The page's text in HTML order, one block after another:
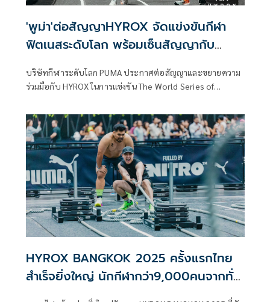
'พูม่า'ต่อสัญญาHYROX จัดแข่งขันกีฬา
ฟิตเนสระดับโลก พร้อมเซ็นสัญญากับ
บริษัทกีฬาระดับโลก PUMA ประกาศต่อสัญญาและขยายความ
ร่วมมือกับ HYROX ในการแข่งขัน The World Series of
การแข่งขันมากกว่า 1.3 ล้านคนทั่วโลก โดย PUMA จะยังคงเป็นผู้
จัดหาเครื่องแต่งกายอย่างเป็นทางการสำหรับการแข่งขัน
HYROX ไปจนถึงปี 2030 ซึ่งจะครอบคลุมรองเท้าที่มาพร้อม
เทคโนโลยี NITRO™ ชั้นนำในอุตสาหกรรม และเป็นพันธมิตร
แบบเอ็กซ์คลูซีฟสำหรับการแข่งขัน HYROX World
Championships พร้อมกันนี้ PUMA ได้ประกาศเซ็นสัญญากับ
นักกีฬา HYROX ไทยอีก 3 คน
HYROX BANGKOK 2025 ครั้งแรกไทย
สำเร็จยิ่งใหญ่ นักกีฬากว่า9,000คนจากทั่ว